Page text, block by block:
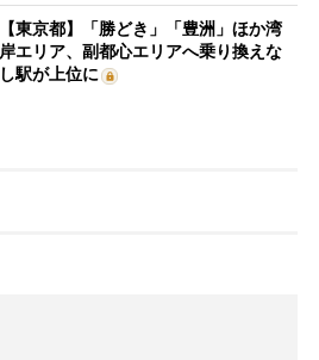
【東京都】「勝どき」「豊洲」ほか湾
岸エリア、副都心エリアへ乗り換えな
し駅が上位に